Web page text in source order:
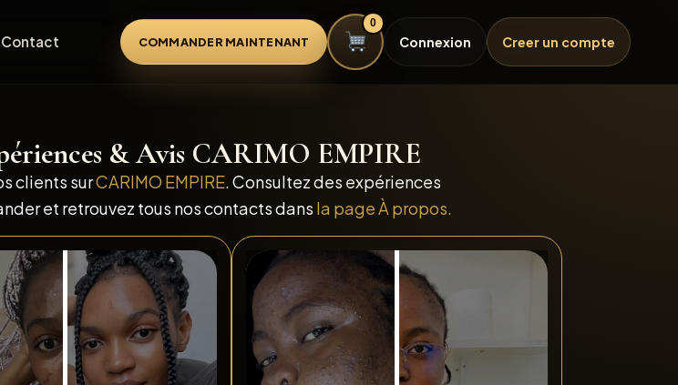
Contact COMMANDER MAINTENANT
0
Connexion Creer un compte
& Avis CARIMO EMPIRE
clients surCARIMO EMPIRE. Consultez des expériences
et retrouvez tous nos contacts dans la page À propos.